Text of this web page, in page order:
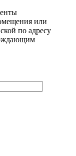
или
по адресу